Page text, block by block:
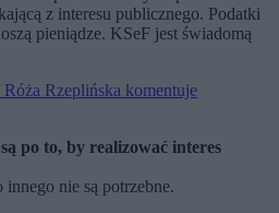
z interesu publicznego. Podatki
pieniądze. KSeF jest świadomą
Rzeplińska komentuje
po to, by realizować interes
nie są potrzebne.